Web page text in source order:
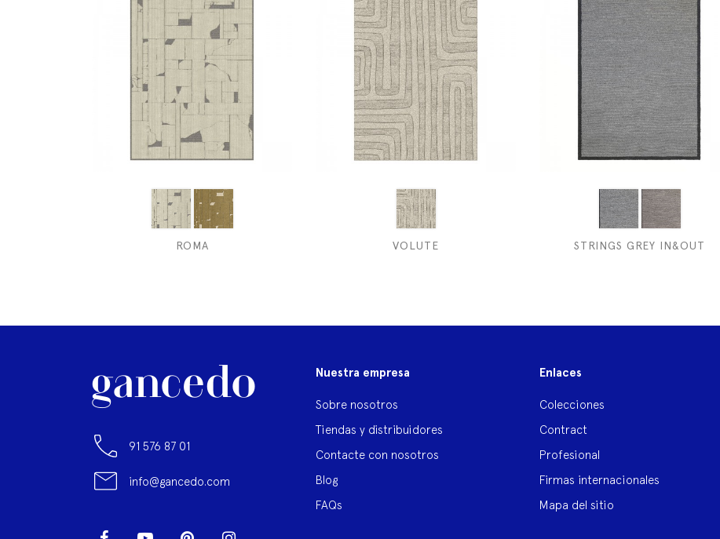
ROMA VOLUTE STRINGS GREY IN&OUT
91 576 87 01
info@gancedo.com
Nuestra empresa
Sobre nosotros
Tiendas y distribuidores
Contacte con nosotros
Blog
FAQs
Enlaces
Colecciones
Contract
Profesional
Firmas internacionales
Mapa del sitio